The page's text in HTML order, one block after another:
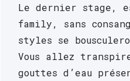
Le dernier stage,
family, sans
styles se
Vous allez
gouttes d’eau